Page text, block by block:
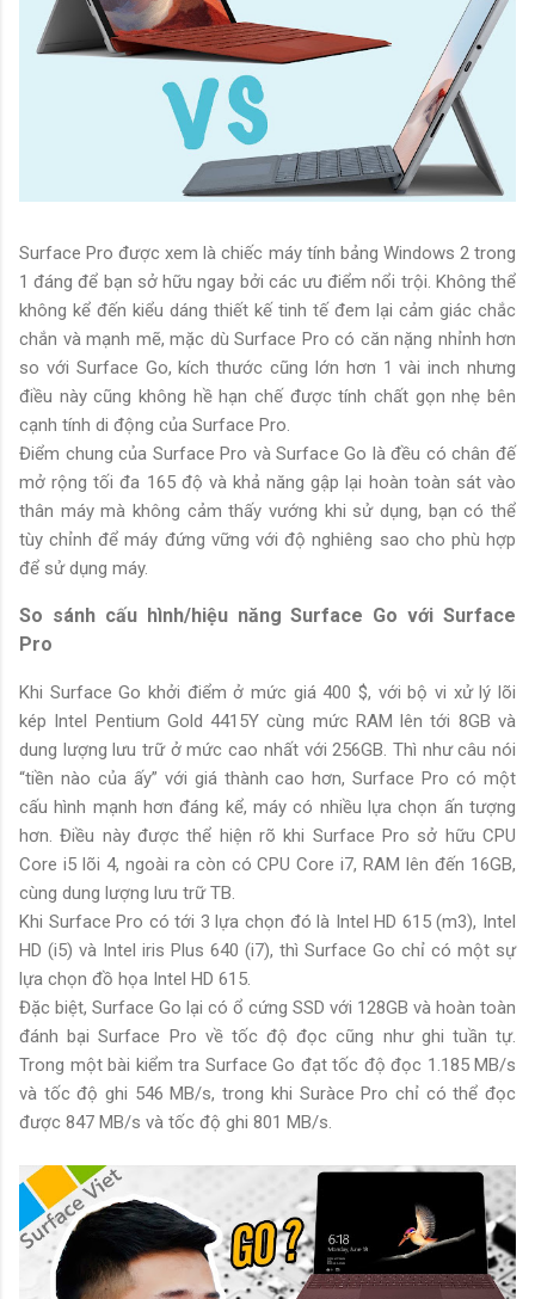
Surface Pro được xem là chiếc máy tính bảng Windows 2 trong
1 đáng để bạn sở hữu ngay bởi các ưu điểm nổi trội. Không thể
không kể đến kiểu dáng thiết kế tinh tế đem lại cảm giác chắc
chắn và mạnh mẽ, mặc dù Surface Pro có căn nặng nhỉnh hơn
so với Surface Go, kích thước cũng lớn hơn 1 vài inch nhưng
điều này cũng không hề hạn chế được tính chất gọn nhẹ bên
cạnh tính di động của Surface Pro.
Điểm chung của Surface Pro và Surface Go là đều có chân đế
mở rộng tối đa 165 độ và khả năng gập lại hoàn toàn sát vào
thân máy mà không cảm thấy vướng khi sử dụng, bạn có thể
tùy chỉnh để máy đứng vững với độ nghiêng sao cho phù hợp
để sử dụng máy.
So sánh cấu hình/hiệu năng Surface Go với Surface
Pro
Khi Surface Go khởi điểm ở mức giá 400 $, với bộ vi xử lý lõi
kép Intel Pentium Gold 4415Y cùng mức RAM lên tới 8GB và
dung lượng lưu trữ ở mức cao nhất với 256GB. Thì như câu nói
“tiền nào của ấy” với giá thành cao hơn, Surface Pro có một
cấu hình mạnh hơn đáng kể, máy có nhiều lựa chọn ấn tượng
hơn. Điều này được thể hiện rõ khi Surface Pro sở hữu CPU
Core i5 lõi 4, ngoài ra còn có CPU Core i7, RAM lên đến 16GB,
cùng dung lượng lưu trữ TB.
Khi Surface Pro có tới 3 lựa chọn đó là Intel HD 615 (m3), Intel
HD (i5) và Intel iris Plus 640 (i7), thì Surface Go chỉ có một sự
lựa chọn đồ họa Intel HD 615.
Đặc biệt, Surface Go lại có ổ cứng SSD với 128GB và hoàn toàn
đánh bại Surface Pro về tốc độ đọc cũng như ghi tuần tự.
Trong một bài kiểm tra Surface Go đạt tốc độ đọc 1.185 MB/s
và tốc độ ghi 546 MB/s, trong khi Suràce Pro chỉ có thể đọc
được 847 MB/s và tốc độ ghi 801 MB/s.